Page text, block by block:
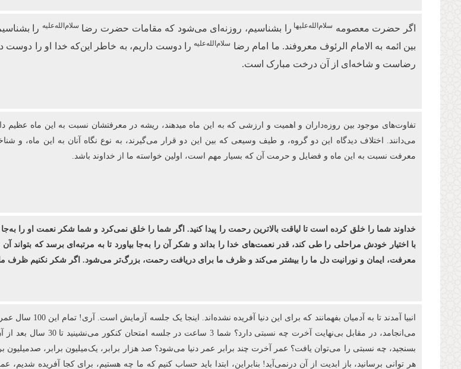
اگر حضرت معصومه سلام‌الله‌علیها را بشناسیم، روزنه‌ای می‌شود که مقامات حضرت رضا سلام‌الله‌علیه را
بین ائمه به الامام الرئوف معروفند. ما امام رضا سلام‌الله‌علیه را دوست داریم، به خاطر این‌که خدا او را
رضاست و شاخه‌ای از آن درخت مبارک است.
تفاوت‌های موجود بین روزه‌‏داران و اهمیت و ارزشی كه به این ماه می‏دهند، ریشه در معرفتشان نسبت به این ماه عظیم
می‌دانند. اختلاف دیدگاه این دو گروه، و طیف وسیعی که بین این دو قرار می‌گیرند، به نوع نگاه آنان به این ماه،
معرفت نسبت به این ماه و فضایل و حرمت آن که بسیار مهم است، اولین خواسته ما از خداوند باشد.
خداوند شما را خلق کرده ‌است تا لیاقت بالاترین رحمت را پیدا کنید. اگر شما را خلق نمی‌کرد و شما شکر نعمت او را
با اختیار خودش مراحلی را طی کند، قدر نعمت‌های خدا را بداند و شکر آن را به‌جا بیاورد تا به مرتبه‌ای برسد که
معرفت، ایمان و نورانیت دل ما را بیشتر می‌کند و ظرف ما برای دریافت رحمت، بزرگ‌تر می‌شود. اگر شکر نکنیم ظرف
بسنجید، چه نسبتی را می‌توان یافت؟ عمر آخرت چند برابر عمر دنیا می‌شود؟ صد هزار برابر، یک‌میلیون برابر، صدمیلیون
هر توانی برسانید، باز ابدیت از آن درنمی‌آید! بنابراین، ابتدا باید حساب کنیم که ما چه هستیم، برای کجا آفریده